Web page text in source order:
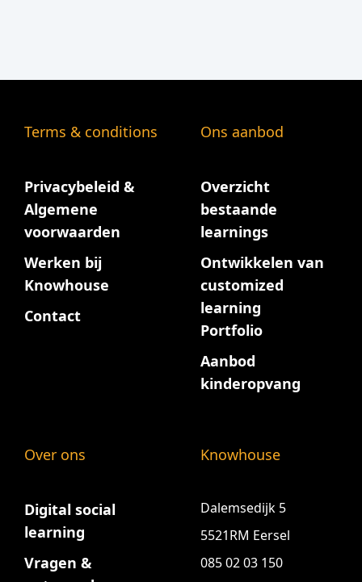
Terms & conditions
Privacybeleid &
Algemene
voorwaarden
Werken bij
Knowhouse
Contact
Ons aanbod
Overzicht
bestaande
learnings
Ontwikkelen van
customized
learning
Portfolio
Aanbod
kinderopvang
Over ons
Digital social
learning
Vragen &
Knowhouse
Dalemsedijk 5
5521RM Eersel
085 02 03 150